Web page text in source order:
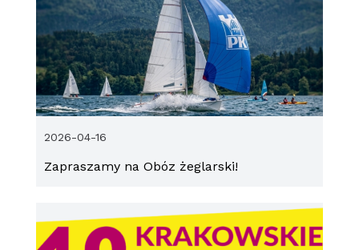
Zapraszamy na Obóz żeglarski!
2026-04-16